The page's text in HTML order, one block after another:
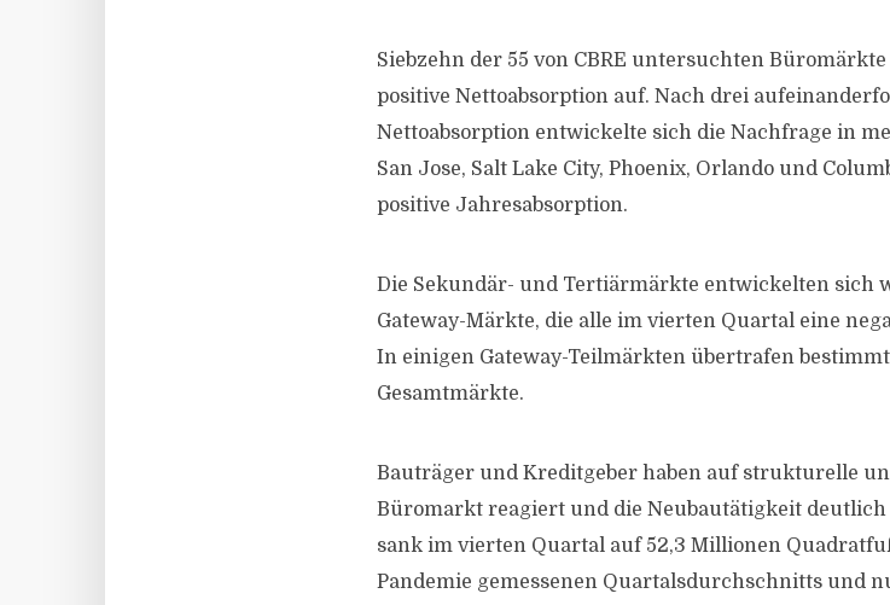
Siebzehn der 55 von CBRE untersuchten
positive Nettoabsorption auf. Nach drei
Nettoabsorption entwickelte sich die Nachfrage in
San Jose, Salt Lake City, Phoenix, Orlando und
positive Jahresabsorption.
Die Sekundär- und Tertiärmärkte entwickelten sich
Gateway-Märkte, die alle im vierten Quartal eine
In einigen Gateway-Teilmärkten übertrafen
Gesamtmärkte.
Bauträger und Kreditgeber haben auf strukturelle
Büromarkt reagiert und die Neubautätigkeit deutlich
sank im vierten Quartal auf 52,3 Millionen
Pandemie gemessenen Quartalsdurchschnitts und